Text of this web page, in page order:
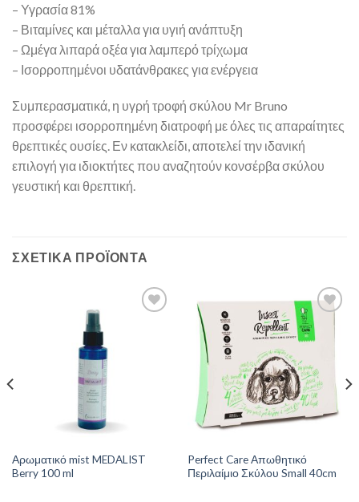
– Υγρασία 81%
– Βιταμίνες και μέταλλα για υγιή ανάπτυξη
– Ωμέγα λιπαρά οξέα για λαμπερό τρίχωμα
– Ισορροπημένοι υδατάνθρακες για ενέργεια
Συμπερασματικά, η υγρή τροφή σκύλου Mr Bruno
προσφέρει ισορροπημένη διατροφή με όλες τις απαραίτητες
θρεπτικές ουσίες. Εν κατακλείδι, αποτελεί την ιδανική
επιλογή για ιδιοκτήτες που αναζητούν κονσέρβα σκύλου
γευστική και θρεπτική.
ΣΧΕΤΙΚΆ ΠΡΟΪΌΝΤΑ
Αρωματικό mist MEDALIST
Berry 100 ml
Perfect Care Απωθητικό
Περιλαίμιο Σκύλου Small 40cm